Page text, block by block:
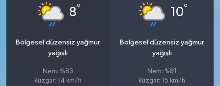
8°
Bölgesel düzensiz yağmur
yağışlı
Nem: %83
Rüzgar: 14 km/h
10°
Bölgesel düzensiz yağmur
yağışlı
Nem: %81
Rüzgar: 15 km/h